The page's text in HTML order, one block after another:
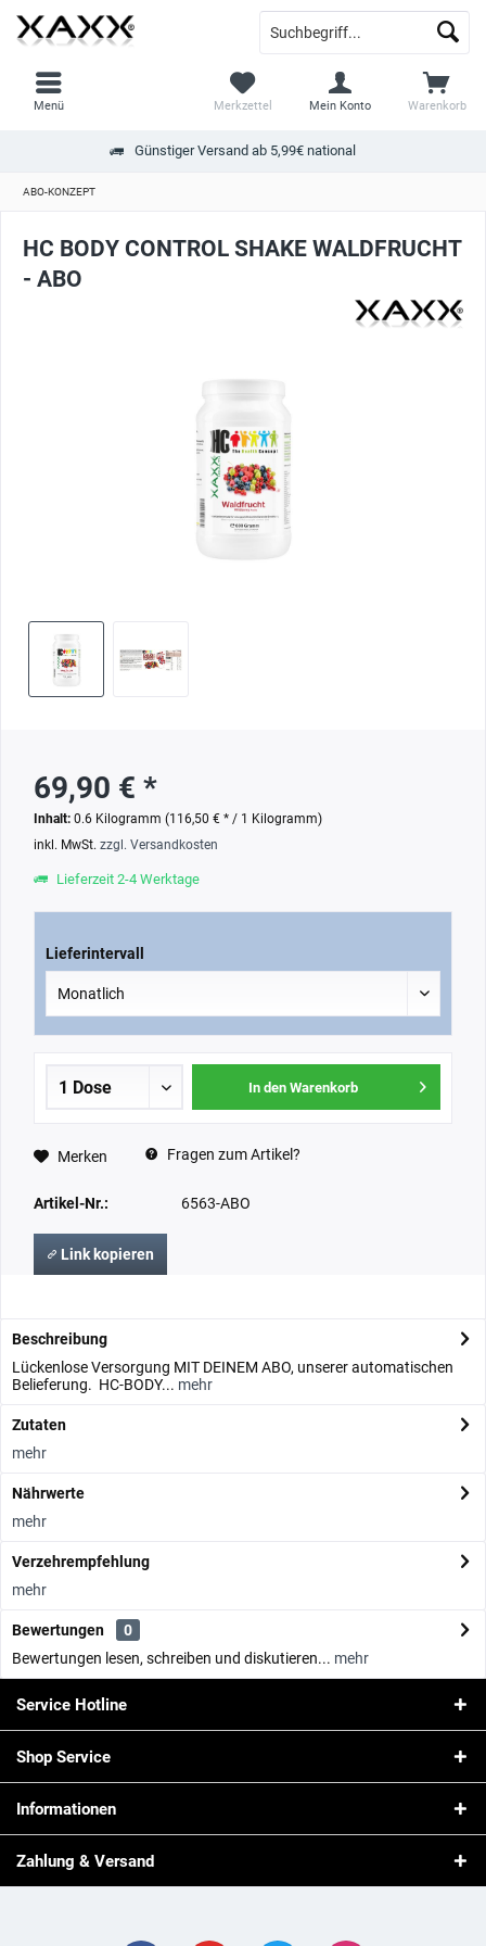
Günstiger Versand ab 5,99€ national
Warenkorb
Merkzettel Mein Konto
Menü
ABO-KONZEPT
HC BODY CONTROL SHAKE WALDFRUCHT
- ABO
69,90 € *
Inhalt: 0.6 Kilogramm (116,50 € * / 1 Kilogramm)
inkl. MwSt. zzgl. Versandkosten
Lieferzeit 2-4 Werktage
Lieferintervall
In den Warenkorb
Merken Fragen zum Artikel?
Artikel-Nr.: 6563-ABO
Link kopieren
Beschreibung
Lückenlose Versorgung MIT DEINEM ABO, unserer automatischen
Belieferung. HC-BODY... mehr
Zutaten
mehr
Nährwerte
mehr
Verzehrempfehlung
mehr
Bewertungen
0
Bewertungen lesen, schreiben und diskutieren... mehr
Service Hotline
Shop Service
Informationen
Zahlung & Versand